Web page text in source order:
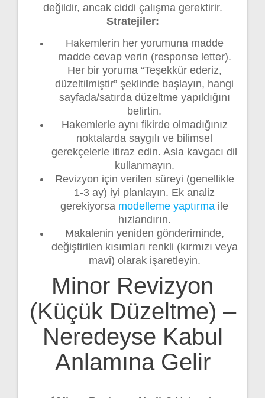
değildir, ancak ciddi çalışma gerektirir.
Stratejiler:
Hakemlerin her yorumuna madde
madde cevap verin (response letter).
Her bir yoruma “Teşekkür ederiz,
düzeltilmiştir” şeklinde başlayın, hangi
sayfada/satırda düzeltme yapıldığını
belirtin.
Hakemlerle aynı fikirde olmadığınız
noktalarda saygılı ve bilimsel
gerekçelerle itiraz edin. Asla kavgacı dil
kullanmayın.
Revizyon için verilen süreyi (genellikle
1-3 ay) iyi planlayın. Ek analiz
gerekiyorsa modelleme yaptırma ile
hızlandırın.
Makalenin yeniden gönderiminde,
değiştirilen kısımları renkli (kırmızı veya
mavi) olarak işaretleyin.
Minor Revizyon
(Küçük Düzeltme) –
Neredeyse Kabul
Anlamına Gelir